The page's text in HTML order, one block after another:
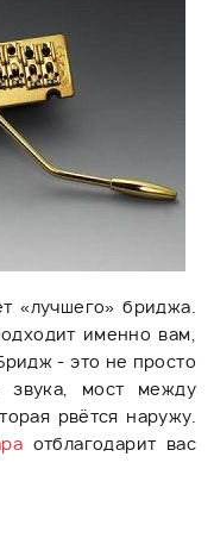
«лучшего» бриджа.
именно вам,
- это не просто
звука, мост между
рвётся наружу.
отблагодарит вас